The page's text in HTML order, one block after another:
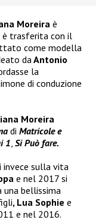
Moreira è
è trasferita con il
come modella
da Antonio
la
di conduzione
Moreira
di Matricole e
1 Si Può fare.
invece sulla vita
e nel 2017 si
una bellissima
, Lua Sophie e
e nel 2016.